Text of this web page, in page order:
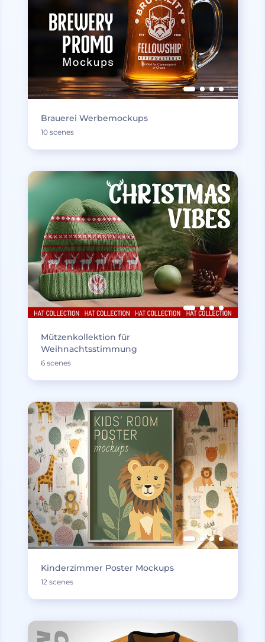
Brauerei Werbemockups
10 scenes
Mützenkollektion für
Weihnachtsstimmung
6 scenes
Kinderzimmer Poster Mockups
12 scenes